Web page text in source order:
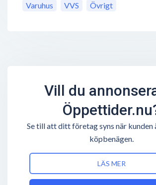
Varuhus
VVS Övrigt
Vill du
Se till att ditt företag syns när kunden
köpbenägen.
LÄS MER